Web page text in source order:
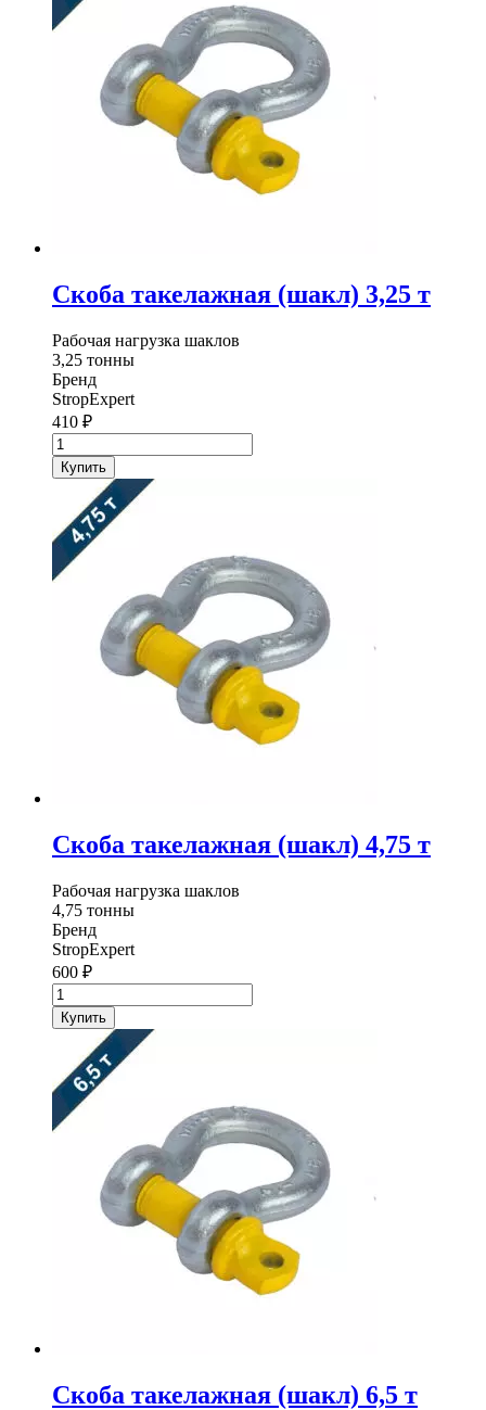
Скоба такелажная (шакл) 3,25 т
Рабочая нагрузка шаклов
3,25 тонны
Бренд
StropExpert
410 ₽
Количество
товара
Скоба
такелажная
(шакл)
3,25
Купить
Скоба такелажная (шакл) 4,75 т
Рабочая нагрузка шаклов
4,75 тонны
Бренд
StropExpert
600 ₽
Количество
товара
Скоба
такелажная
(шакл)
4,75
Купить
Скоба такелажная (шакл) 6,5 т